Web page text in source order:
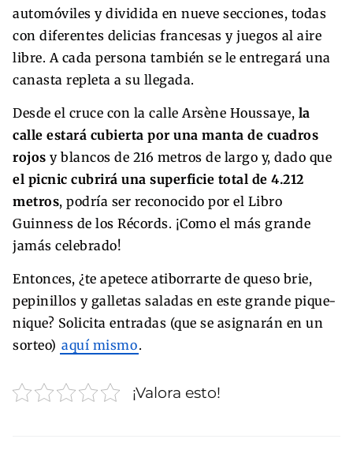
automóviles y dividida en nueve secciones, todas
con diferentes delicias francesas y juegos al aire
libre. A cada persona también se le entregará una
canasta repleta a su llegada.
Desde el cruce con la calle Arsène Houssaye, la
calle estará cubierta por una manta de cuadros
rojos y blancos de 216 metros de largo y, dado que
el picnic cubrirá una superficie total de 4.212
metros, podría ser reconocido por el Libro
Guinness de los Récords. ¡Como el más grande
jamás celebrado!
Entonces, ¿te apetece atiborrarte de queso brie,
pepinillos y galletas saladas en este grande pique-
nique? Solicita entradas (que se asignarán en un
sorteo) aquí mismo.
¡Valora esto!